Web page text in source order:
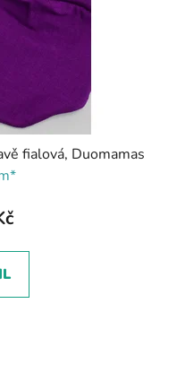
fialová, Duomamas